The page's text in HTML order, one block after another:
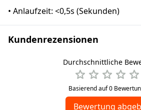
• Anlaufzeit: <0,5s (Sekunden)
Kundenrezensionen
Durchschnittliche
Basierend auf 0
Bewertung